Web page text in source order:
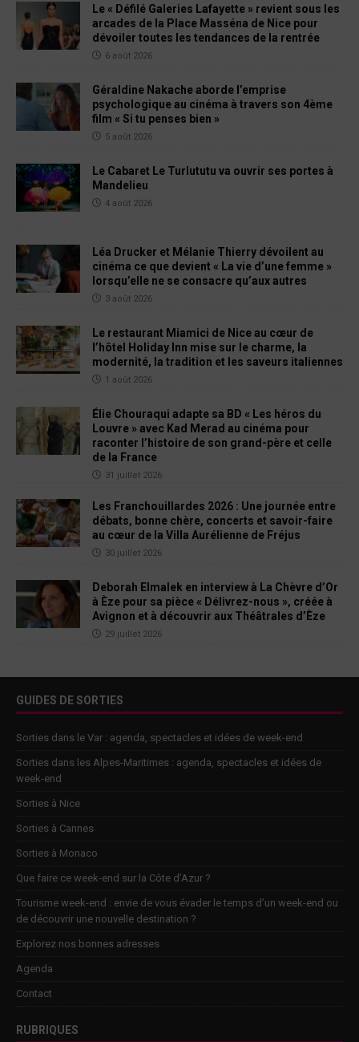
Le « Défilé Galeries Lafayette » revient sous les
arcades de la Place Masséna de Nice pour
dévoiler toutes les tendances de la rentrée
6 août 2026
Géraldine Nakache aborde l’emprise
psychologique au cinéma à travers son 4ème
film « Si tu penses bien »
5 août 2026
Le Cabaret Le Turlututu va ouvrir ses portes à
Mandelieu
4 août 2026
Léa Drucker et Mélanie Thierry dévoilent au
cinéma ce que devient « La vie d’une femme »
lorsqu’elle ne se consacre qu’aux autres
3 août 2026
Le restaurant Miamici de Nice au cœur de
l’hôtel Holiday Inn mise sur le charme, la
modernité, la tradition et les saveurs italiennes
1 août 2026
Élie Chouraqui adapte sa BD « Les héros du
Louvre » avec Kad Merad au cinéma pour
raconter l’histoire de son grand-père et celle
de la France
31 juillet 2026
Les Franchouillardes 2026 : Une journée entre
débats, bonne chère, concerts et savoir-faire
au cœur de la Villa Aurélienne de Fréjus
30 juillet 2026
Deborah Elmalek en interview à La Chèvre d’Or
à Èze pour sa pièce « Délivrez-nous », créée à
Avignon et à découvrir aux Théâtrales d’Èze
29 juillet 2026
GUIDES DE SORTIES
Sorties dans le Var : agenda, spectacles et idées de week-end
Sorties dans les Alpes-Maritimes : agenda, spectacles et idées de
week-end
Sorties à Nice
Sorties à Cannes
Sorties à Monaco
Que faire ce week-end sur la Côte d’Azur ?
Tourisme week-end : envie de vous évader le temps d’un week-end ou
de découvrir une nouvelle destination ?
Explorez nos bonnes adresses
Agenda
Contact
RUBRIQUES